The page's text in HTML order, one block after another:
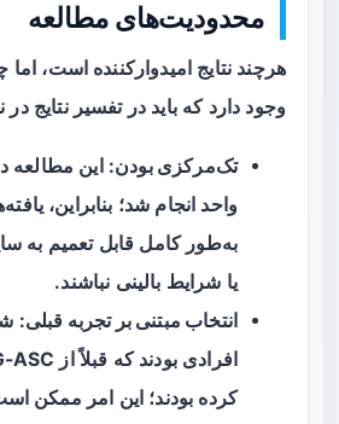
محدودیت‌های مطالعه
هرچند نتایج امیدوارکننده است،
وجود دارد که باید در تفسیر نتایج
تک‌مرکزی بودن: این مطالعه
واحد انجام شد؛ بنابراین،
به‌طور کامل قابل تعمیم به
یا شرایط بالینی نباشند.
انتخاب مبتنی بر تجربه قبلی:
کرده بودند؛ این امر ممکن